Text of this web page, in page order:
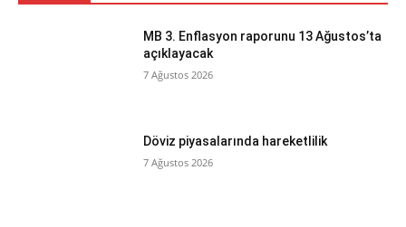
MB 3. Enflasyon raporunu 13 Ağustos’ta
açıklayacak
7 Ağustos 2026
Döviz piyasalarında hareketlilik
7 Ağustos 2026